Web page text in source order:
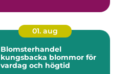
01. aug
Blomsterhandel
kungsbacka blommor för
vardag och högtid